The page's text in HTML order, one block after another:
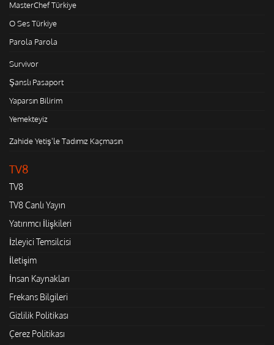
MasterChef Türkiye
O Ses Türkiye
Parola Parola
Survivor
Şanslı Pasaport
Yaparsın Bilirim
Yemekteyiz
Zahide Yetiş'le Tadımız Kaçmasın
TV8
TV8
TV8 Canlı Yayın
Yatırımcı İlişkileri
İzleyici Temsilcisi
İletişim
İnsan Kaynakları
Frekans Bilgileri
Gizlilik Politikası
Çerez Politikası